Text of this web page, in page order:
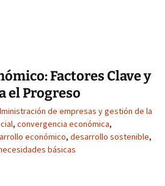
Factores Clave y
el Progreso
de empresas y gestión de la
, convergencia económica,
económico, desarrollo sostenible,
básicas